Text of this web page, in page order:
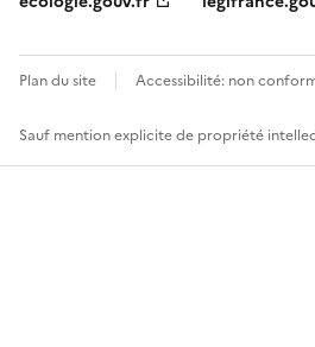
Plan du site Accessibilité: non
Sauf mention explicite de propriété